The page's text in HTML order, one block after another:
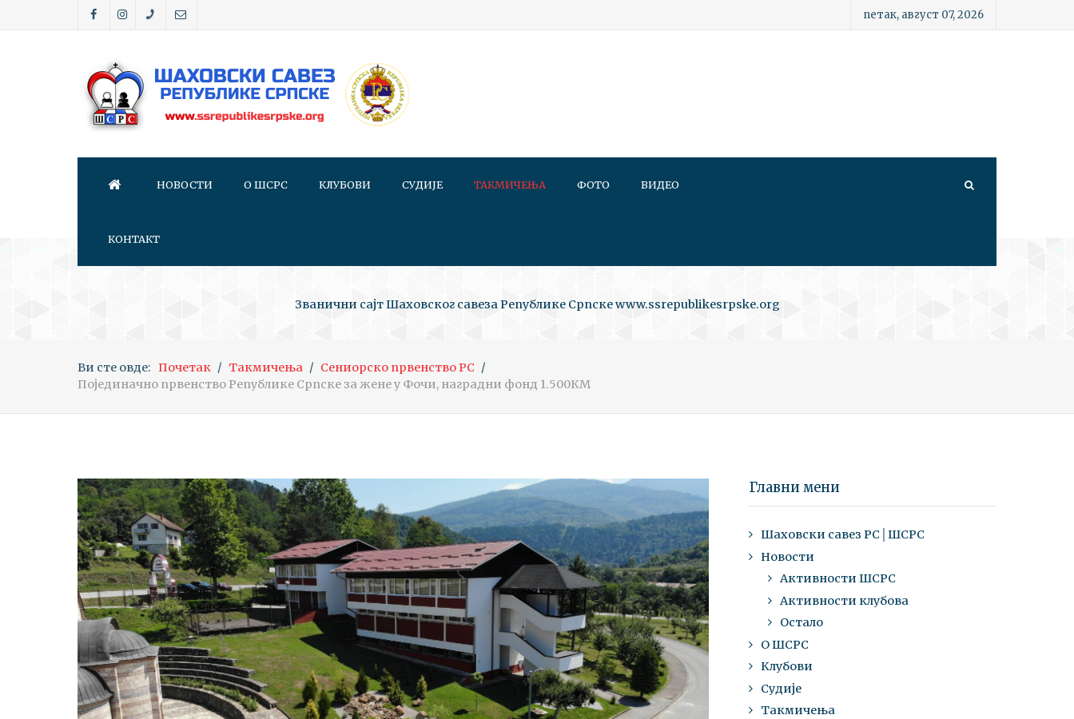
петак, август 07, 2026
НОВОСТИ О ШСРС КЛУБОВИ СУДИЈЕ ТАКМИЧЕЊА ФОТО ВИДЕО
КОНТАКТ
Званични сајт Шаховског савеза Републике Српске www.ssrepublikesrpske.org
Ви сте овде: Почетак Такмичења
Сениорско првенство РС
Појединачно првенство Републике Српске за жене у Фочи, наградни фонд 1.500КМ
Главни мени
Шаховски савез РС│ШСРС
Новости
Активности ШСРС
Активности клубова
Остало
О ШСРС
Клубови
Судије
Такмичења